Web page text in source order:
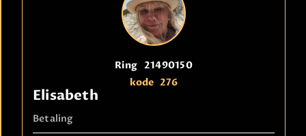
Ring 21490150
kode 276
Elisabeth
Betaling